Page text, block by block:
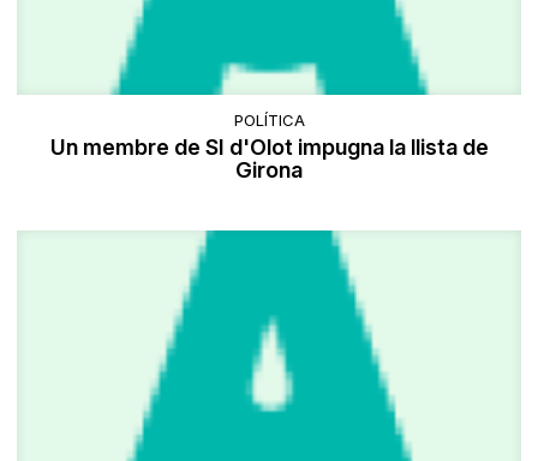
POLÍTICA
Un membre de SI d'Olot impugna la llista de
Girona